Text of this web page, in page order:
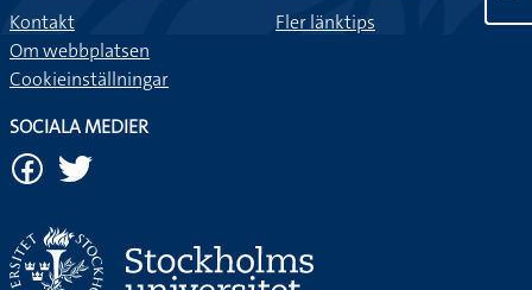
Kontakt
Om webbplatsen
Cookieinställningar
Fler länktips
SOCIALA MEDIER